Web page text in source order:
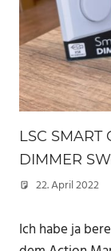
LSC
DIMMER
22. April 2022
Ich habe ja